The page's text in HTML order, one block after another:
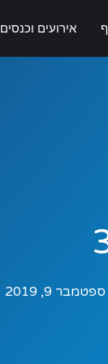
אירועים וכנסים
ספטמבר 9, 2019